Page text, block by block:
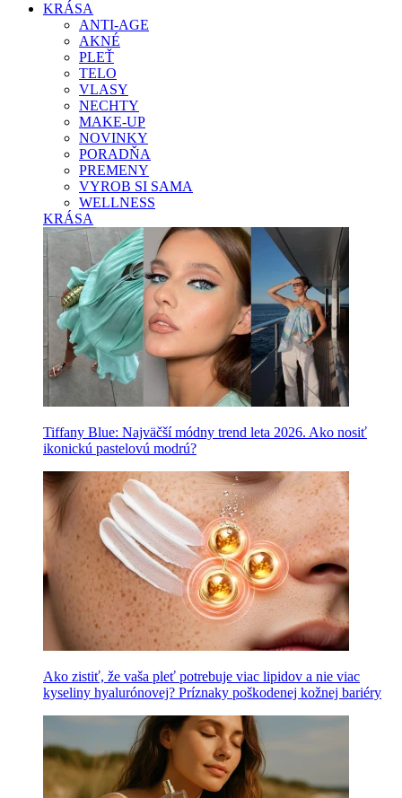
KRÁSA
ANTI-AGE
AKNÉ
PLEŤ
TELO
VLASY
NECHTY
MAKE-UP
NOVINKY
PORADŇA
PREMENY
VYROB SI SAMA
WELLNESS
KRÁSA
Tiffany Blue: Najväčší módny trend leta 2026. Ako nosiť
ikonickú pastelovú modrú?
Ako zistiť, že vaša pleť potrebuje viac lipidov a nie viac
kyseliny hyalurónovej? Príznaky poškodenej kožnej bariéry